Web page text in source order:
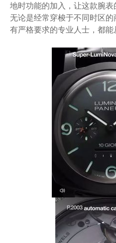
地时功能的加入，让这款腕表
无论是经常穿梭于不同时区
有严格要求的专业人士，都能